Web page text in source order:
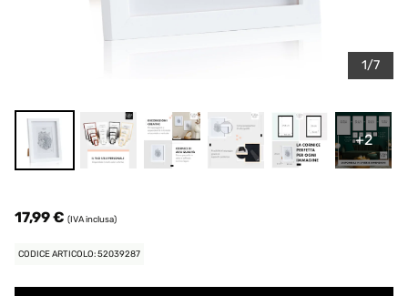
1/7
+2
17,99 € (IVA inclusa)
CODICE ARTICOLO: 52039287